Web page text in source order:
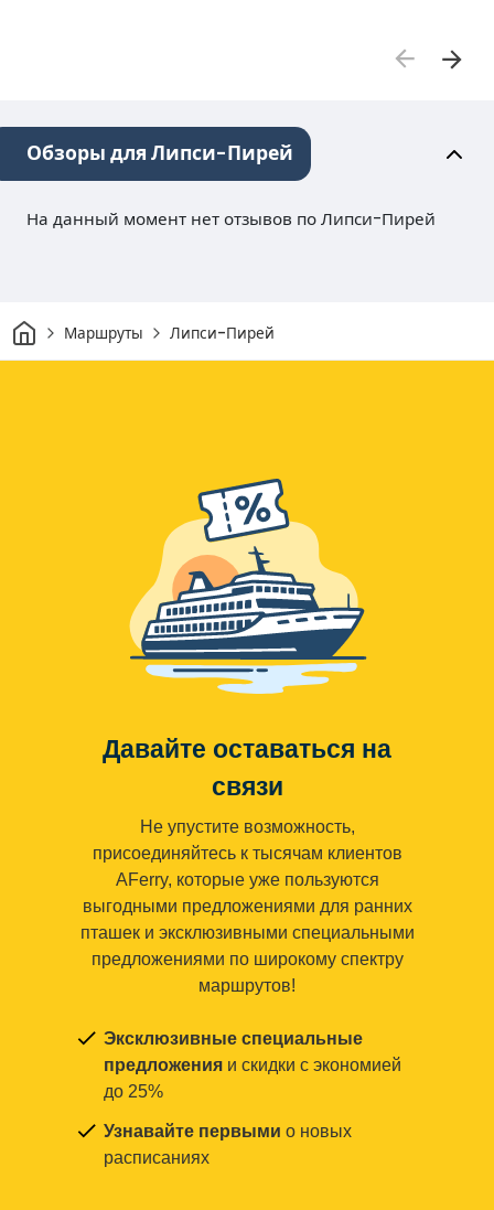
Обзоры для Липси-Пирей
На данный момент нет отзывов по Липси-Пирей
ДомМаршруты Липси-Пирей
Давайте оставаться на
связи
Не упустите возможность,
присоединяйтесь к тысячам клиентов
AFerry, которые уже пользуются
выгодными предложениями для ранних
пташек и эксклюзивными специальными
предложениями по широкому спектру
маршрутов!
Эксклюзивные специальные
предложения и скидки с экономией
до 25%
Узнавайте первыми о новых
расписаниях